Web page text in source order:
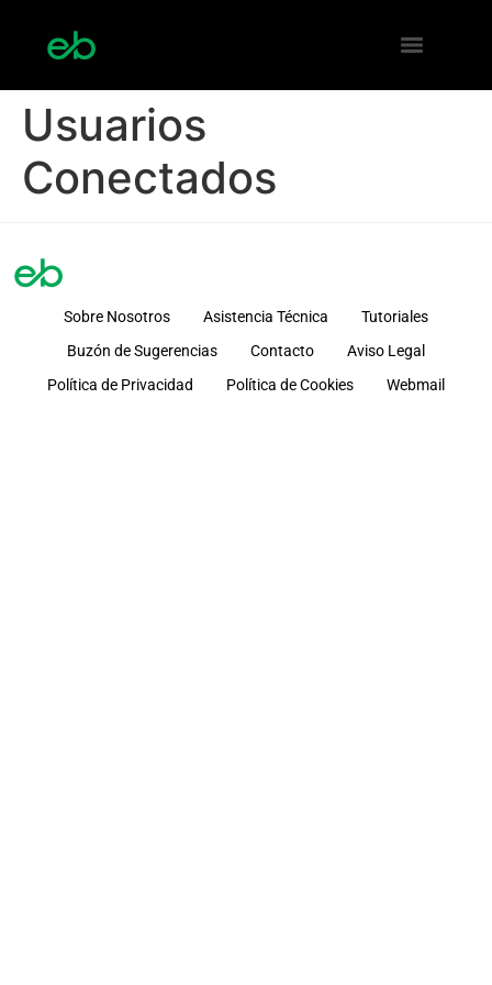
Usuarios
Conectados
Sobre Nosotros Asistencia Técnica
Tutoriales
Buzón de Sugerencias
Contacto
Aviso Legal
Política de Privacidad
Política de Cookies Webmail